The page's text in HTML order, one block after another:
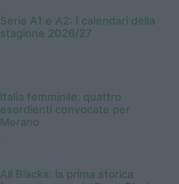
Serie A1 e A2: I calendari della
stagione 2026/27
Italia femminile: quattro
esordienti convocate per
Merano
All Blacks: la prima storica